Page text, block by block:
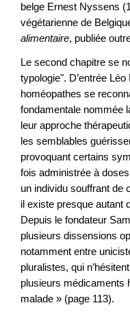
belge Ernest Nyssens
végétarienne de
alimentaire, publiée
Le second chapitre se
typologie". D’entrée
homéopathes se
fondamentale nommée
leur approche
les semblables
provoquant certains
fois administrée à
un individu souffrant de
il existe presque autant
Depuis le fondateur
plusieurs dissensions
notamment entre
pluralistes, qui
plusieurs médicaments
malade » (page 113).